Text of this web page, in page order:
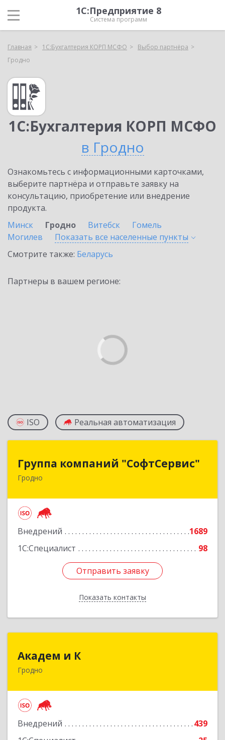
1С:Предприятие 8
Система программ
Главная 1С:Бухгалтерия КОРП МСФО
Выбор партнёра
Гродно
1С:Бухгалтерия КОРП МСФО
в Гродно
Ознакомьтесь с информационными карточками,
выберите партнёра и отправьте заявку на
консультацию, приобретение или внедрение
продукта.
Минск
Гродно Витебск
Гомель
Могилев
Показать все населенные пункты
Смотрите также: Беларусь
Партнеры в вашем регионе:
ISO Реальная автоматизация
Группа компаний "СофтСервис"
Гродно
Внедрений
1689
1С:Специалист
98
Отправить заявку
Показать контакты
Группа компаний "СофтСервис"
Отправить заявку
Назад
Академ и К
Гродно
Внедрений
439
БЕЛАРУСЬ , 230025, г. Гродно, ул. Мостовая, 39